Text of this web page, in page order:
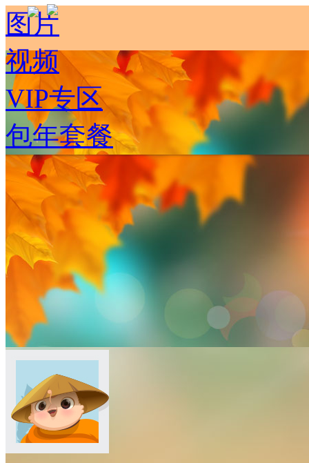
图片
视频
VIP专区
包年套餐